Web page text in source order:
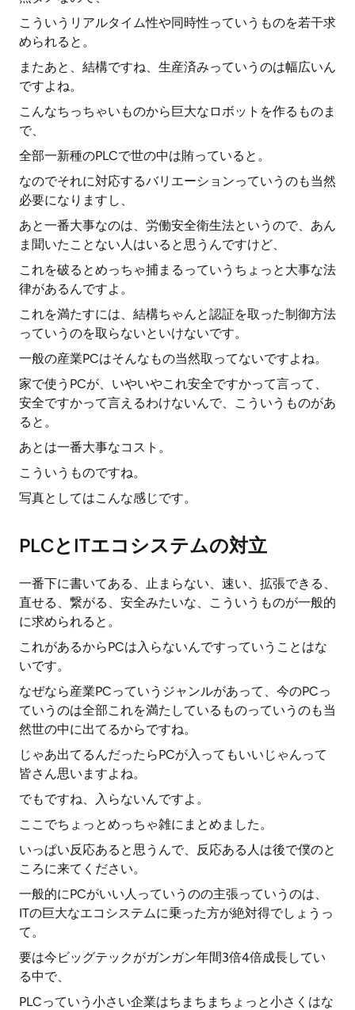
こういうリアルタイム性や同時性っていうものを若干求
められると。
またあと、結構ですね、生産済みっていうのは幅広いん
ですよね。
こんなちっちゃいものから巨大なロボットを作るものま
で、
全部一新種のPLCで世の中は賄っていると。
なのでそれに対応するバリエーションっていうのも当然
必要になりますし、
あと一番大事なのは、労働安全衛生法というので、あん
ま聞いたことない人はいると思うんですけど、
これを破るとめっちゃ捕まるっていうちょっと大事な法
律があるんですよ。
これを満たすには、結構ちゃんと認証を取った制御方法
っていうのを取らないといけないです。
一般の産業PCはそんなもの当然取ってないですよね。
家で使うPCが、いやいやこれ安全ですかって言って、
安全ですかって言えるわけないんで、こういうものがあ
ると。
あとは一番大事なコスト。
こういうものですね。
写真としてはこんな感じです。
PLCとITエコシステムの対立
一番下に書いてある、止まらない、速い、拡張できる、
直せる、繋がる、安全みたいな、こういうものが一般的
に求められると。
これがあるからPCは入らないんですっていうことはな
いです。
なぜなら産業PCっていうジャンルがあって、今のPCっ
ていうのは全部これを満たしているものっていうのも当
然世の中に出てるからですね。
じゃあ出てるんだったらPCが入ってもいいじゃんって
皆さん思いますよね。
でもですね、入らないんですよ。
ここでちょっとめっちゃ雑にまとめました。
いっぱい反応あると思うんで、反応ある人は後で僕のと
ころに来てください。
一般的にPCがいい人っていうのの主張っていうのは、
ITの巨大なエコシステムに乗った方が絶対得でしょうっ
て。
要は今ビッグテックがガンガン年間3倍4倍成長してい
る中で、
PLCっていう小さい企業はちまちまちょっと小さくはな